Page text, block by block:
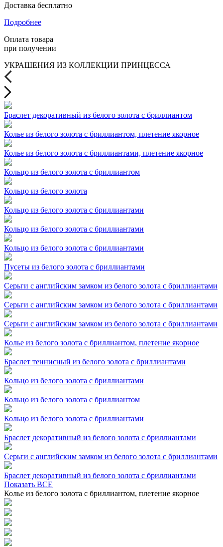
Доставка бесплатно
Подробнее
Оплата товара
при получении
УКРАШЕНИЯ ИЗ КОЛЛЕКЦИИ ПРИНЦЕССА
Браслет декоративный из белого золота с бриллиантом
Колье из белого золота с бриллиантом, плетение якорное
Колье из белого золота с бриллиантами, плетение якорное
Кольцо из белого золота с бриллиантом
Кольцо из белого золота
Кольцо из белого золота с бриллиантами
Кольцо из белого золота с бриллиантами
Кольцо из белого золота с бриллиантами
Пусеты из белого золота с бриллиантами
Серьги с английским замком из белого золота с бриллиантами
Серьги с английским замком из белого золота с бриллиантами
Серьги с английским замком из белого золота с бриллиантами
Колье из белого золота с бриллиантом, плетение якорное
Браслет теннисный из белого золота с бриллиантами
Кольцо из белого золота с бриллиантами
Кольцо из белого золота с бриллиантом
Кольцо из белого золота с бриллиантами
Браслет декоративный из белого золота с бриллиантами
Серьги с английским замком из белого золота с бриллиантами
Браслет декоративный из белого золота с бриллиантами
Показать ВСЕ
Колье из белого золота с бриллиантом, плетение якорное